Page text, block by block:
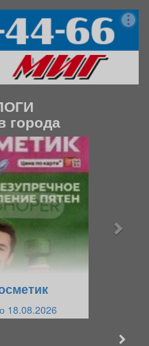
города
18.08.2026